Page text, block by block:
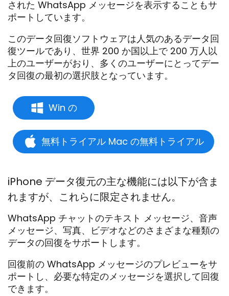
された WhatsApp メッセージを表示することもサ
ポートしています。
このデータ回復ソフトウェアは人気のあるデータ回
復ツールであり、世界 200 か国以上で 200 万人以
上のユーザーがおり、多くのユーザーにとってデー
タ回復の最初の選択肢となっています。
Win の
無料トライアル Mac の無料トライアル
iPhone データ復元の主な機能には以下が含ま
れますが、これらに限定されません。
WhatsApp チャットのテキスト メッセージ、音声
メッセージ、写真、ビデオなどのさまざまな種類の
データの回復をサポートします。
回復前の WhatsApp メッセージのプレビューをサ
ポートし、必要な特定のメッセージを選択して回復
できます。